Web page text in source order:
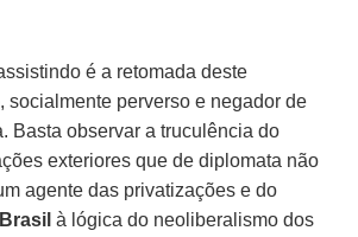
é a retomada deste
socialmente perverso e negador de
Basta observar a truculência do
exteriores que de diplomata não
agente das privatizações e do
Brasil à lógica do neoliberalismo dos